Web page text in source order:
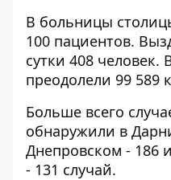
В больницы
100 пациентов.
сутки 408
преодолели 99 589
Больше всего
обнаружили в
Днепровском - 186
- 131 случай.